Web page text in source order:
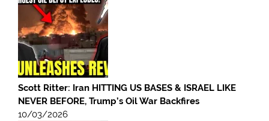
Scott Ritter: Iran HITTING US BASES & ISRAEL LIKE
NEVER BEFORE, Trump’s Oil War Backfires
10/03/2026